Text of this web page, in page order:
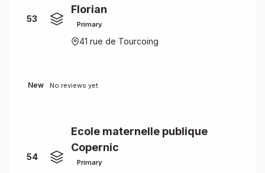
53
Florian
Primary
41 rue de Tourcoing
New No reviews yet
54
Ecole maternelle publique
Copernic
Primary